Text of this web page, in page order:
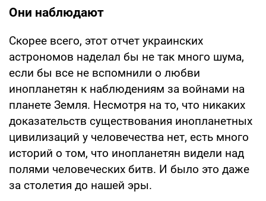
Они наблюдают
Скорее всего, этот отчет украинских
астрономов наделал бы не так много шума,
если бы все не вспомнили о любви
инопланетян к наблюдениям за войнами на
планете Земля. Несмотря на то, что никаких
доказательств существования инопланетных
цивилизаций у человечества нет, есть много
историй о том, что инопланетян видели над
полями человеческих битв. И было это даже
за столетия до нашей эры.